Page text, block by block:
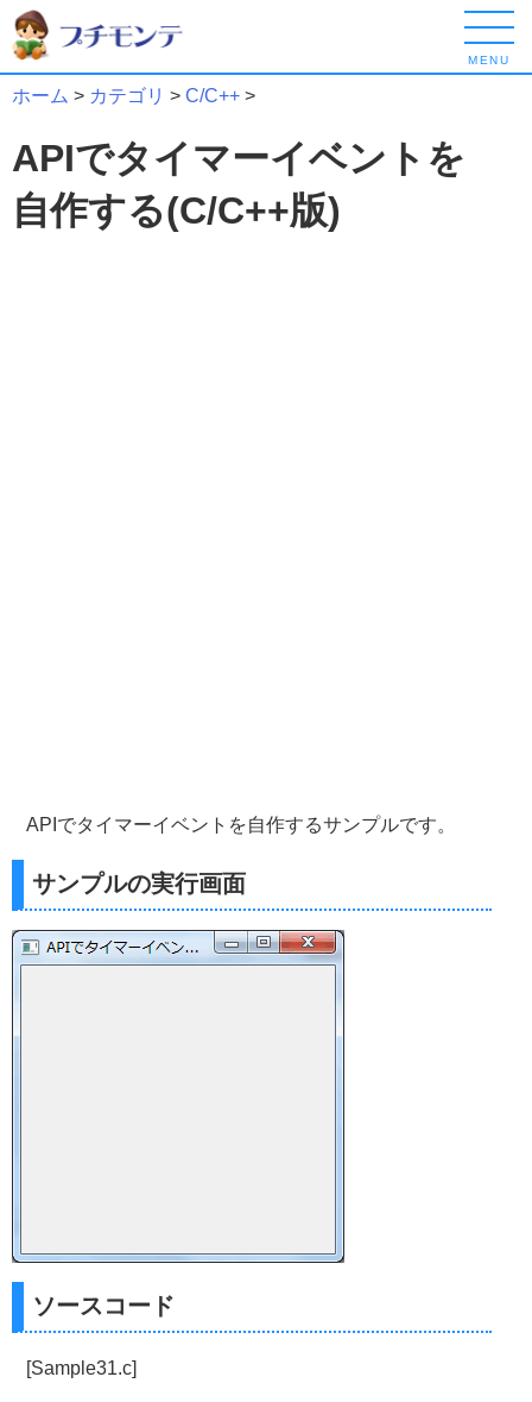
MENU
ホーム > カテゴリ > C/C++ >
APIでタイマーイベントを
自作する(C/C++版)
APIでタイマーイベントを自作するサンプルです。
サンプルの実行画面
ソースコード
[Sample31.c]